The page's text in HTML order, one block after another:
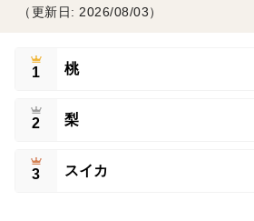
（更新日: 2026/08/03）
1 桃
2 梨
3 スイカ